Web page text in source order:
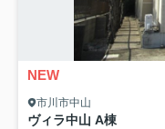
NEW
市川市中山
ヴィラ中山 A棟